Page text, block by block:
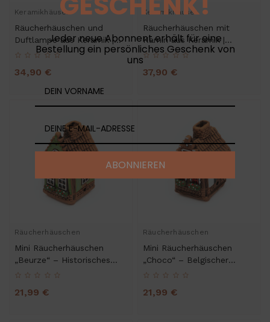
Keramikhäuser
Räucherhäuschen und
Duftlampe aus Keramik |
Teelichthalter und
34,90 €
Keramikhäuser
Räucherhäuschen mit
Kamin aus Keramik |
Teelichthalter und
37,90 €
Räucherhäuschen
Mini Räucherhäuschen
„Beurze“ – Historisches
Handelshaus
21,99 €
Räucherhäuschen
Mini Räucherhäuschen
„Choco“ – Belgischer
Chocolatier
21,99 €
Jeder neue Abonnent erhält für eine
Bestellung ein persönliches Geschenk von
uns
ABONNIEREN